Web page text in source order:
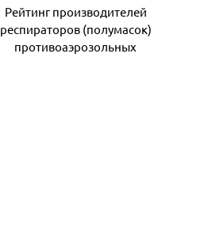
Рейтинг производителей
респираторов (полумасок)
противоаэрозольных